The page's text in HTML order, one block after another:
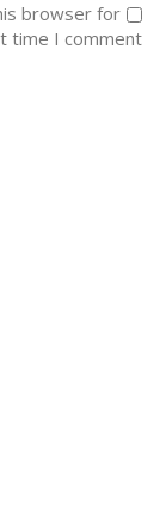
browser for
time I comment.